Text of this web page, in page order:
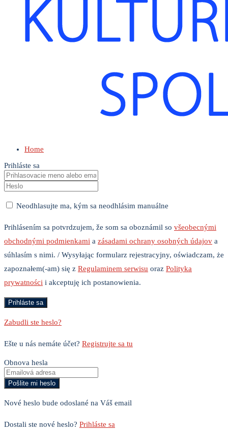
Home
Prihláste sa
Neodhlasujte ma, kým sa neodhlásim manuálne
Prihlásením sa potvrdzujem, že som sa oboznámil so všeobecnými
obchodnými podmienkami a zásadami ochrany osobných údajov a
súhlasím s nimi. / Wysyłając formularz rejestracyjny, oświadczam, że
zapoznałem(-am) się z Regulaminem serwisu oraz Polityka
prywatności i akceptuję ich postanowienia.
Zabudli ste heslo?
Ešte u nás nemáte účet? Registrujte sa tu
Obnova hesla
Nové heslo bude odoslané na Váš email
Dostali ste nové heslo? Prihláste sa